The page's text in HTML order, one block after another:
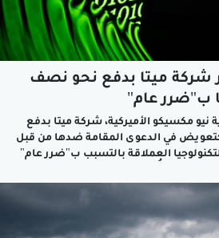
شركة ميتا بدفع نحو نصف
ب"ضرر عام"
مكسيكو الأميركية، شركة ميتا بدفع
كتعويض في الدعوى المقامة ضدها من قبل
العملاقة بالتسبب ب"ضرر عام"
ميتا قد أُمرت سابقا في مارس، بدفع